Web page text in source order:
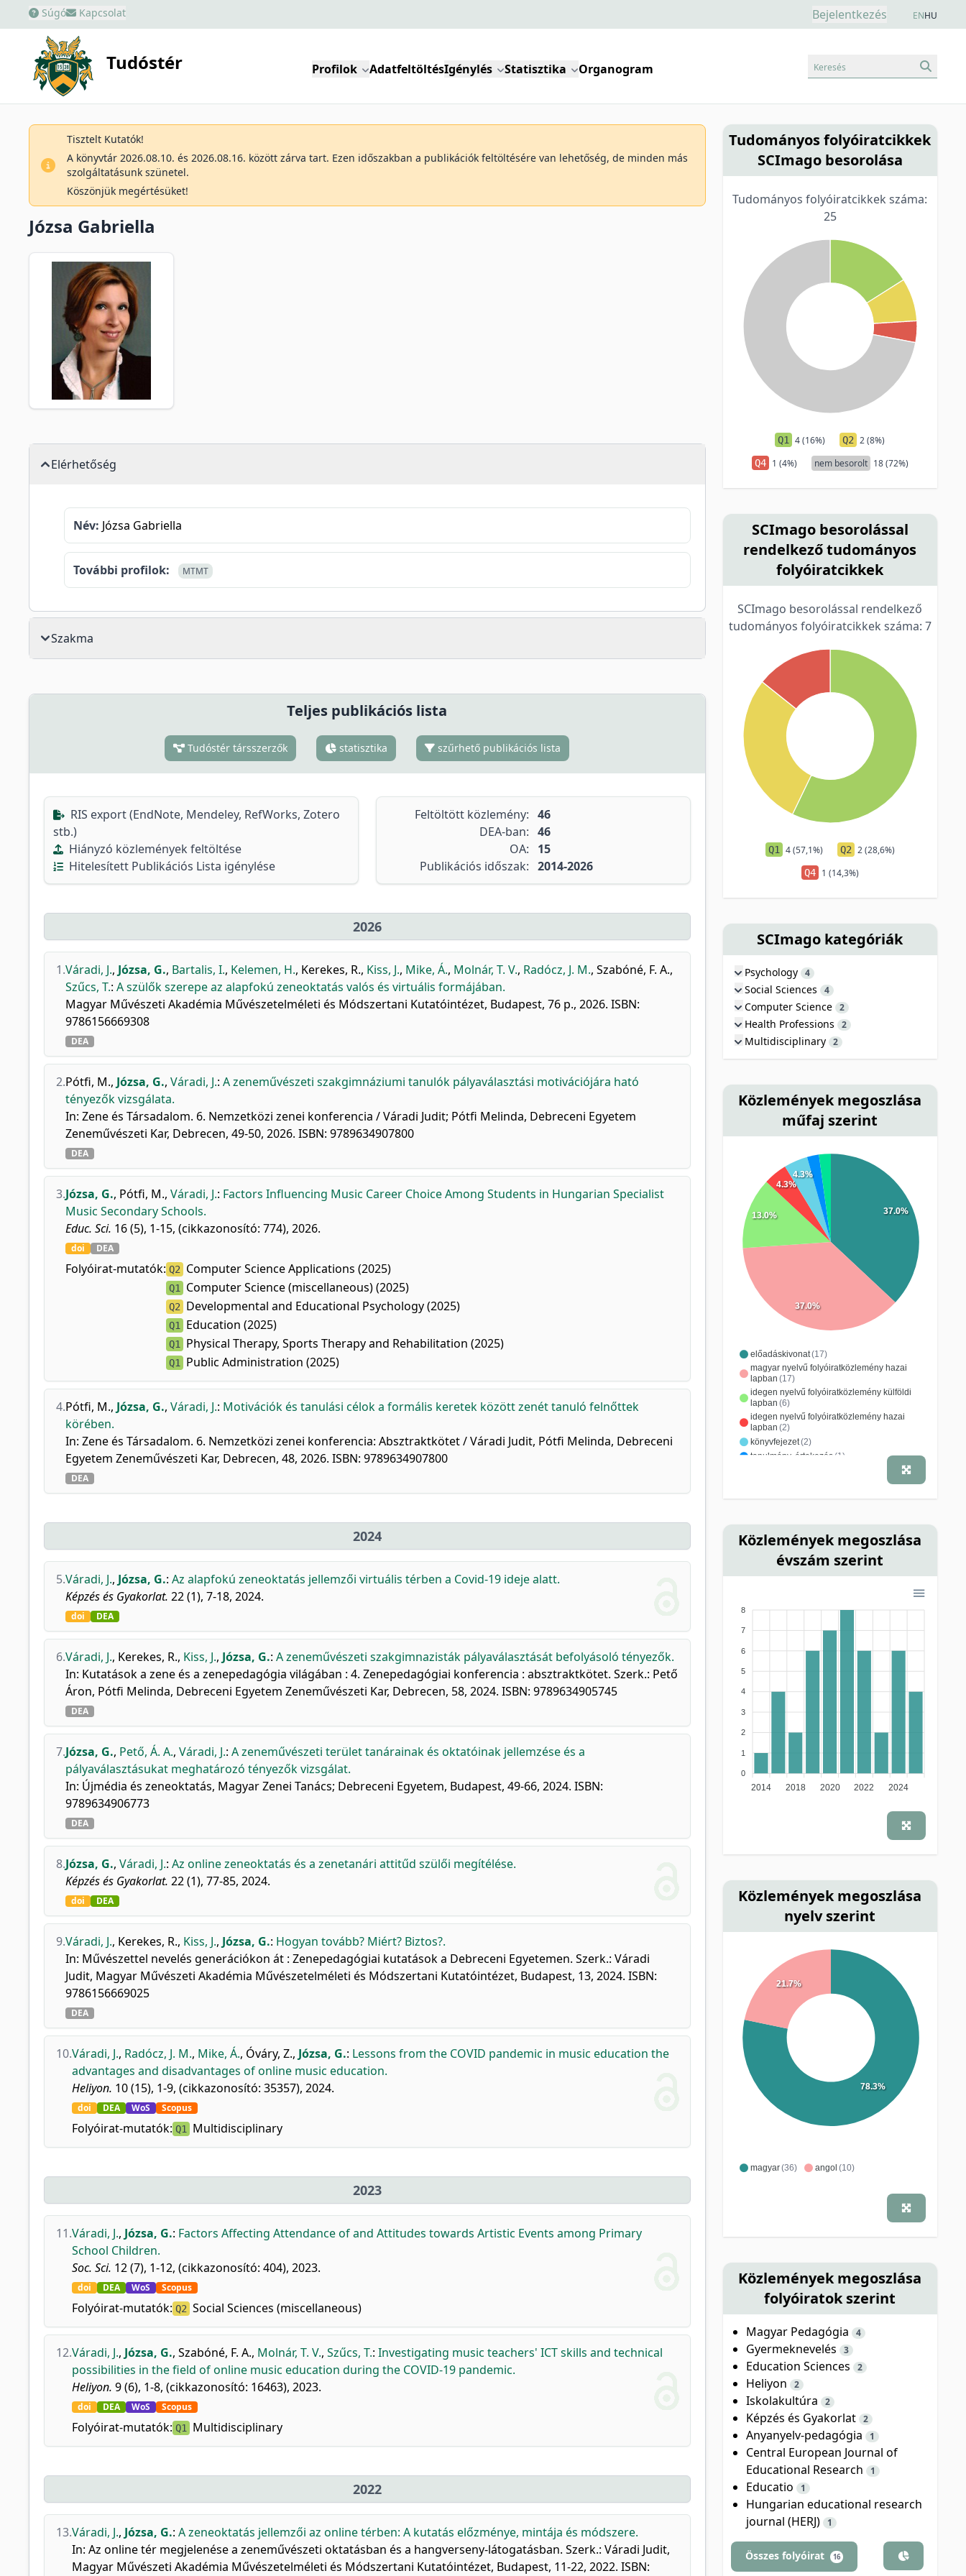
Súgó Kapcsolat Bejelentkezés ENHU
Tudóstér Profilok AdatfeltöltésIgénylés Statisztika Organogram Keresés
Tisztelt Kutatók!
A könyvtár 2026.08.10. és 2026.08.16. között zárva tart. Ezen időszakban a publikációk feltöltésére van lehetőség, de minden más
szolgáltatásunk szünetel.
Köszönjük megértésüket!
Józsa Gabriella
Elérhetőség
Név: Józsa Gabriella
További profilok: MTMT
Szakma
Teljes publikációs lista
Tudóstér társszerzők statisztika szűrhető publikációs lista
RIS export (EndNote, Mendeley, RefWorks, Zotero
stb.)
Hiányzó közlemények feltöltése
Hitelesített Publikációs Lista igénylése
Feltöltött közlemény: 46
DEA-ban: 46
OA:
15
Publikációs időszak: 2014-2026
2026
1.Váradi, J., Józsa, G., Bartalis, I., Kelemen, H., Kerekes, R., Kiss, J., Mike, Á., Molnár, T. V., Radócz, J. M., Szabóné, F. A.,
Szűcs, T.: A szülők szerepe az alapfokú zeneoktatás valós és virtuális formájában.
Magyar Művészeti Akadémia Művészetelméleti és Módszertani Kutatóintézet, Budapest, 76 p., 2026. ISBN:
9786156669308
DEA
2.Pótfi, M., Józsa, G., Váradi, J.: A zeneművészeti szakgimnáziumi tanulók pályaválasztási motivációjára ható
tényezők vizsgálata.
In: Zene és Társadalom. 6. Nemzetközi zenei konferencia / Váradi Judit; Pótfi Melinda, Debreceni Egyetem
Zeneművészeti Kar, Debrecen, 49-50, 2026. ISBN: 9789634907800
DEA
3.Józsa, G., Pótfi, M., Váradi, J.: Factors Influencing Music Career Choice Among Students in Hungarian Specialist
Music Secondary Schools.
Educ. Sci. 16 (5), 1-15, (cikkazonosító: 774), 2026.
doi DEA
Folyóirat-mutatók: Q2 Computer Science Applications (2025)
Q1 Computer Science (miscellaneous) (2025)
Q2 Developmental and Educational Psychology (2025)
Q1 Education (2025)
Q1 Physical Therapy, Sports Therapy and Rehabilitation (2025)
Q1 Public Administration (2025)
4.Pótfi, M., Józsa, G., Váradi, J.: Motivációk és tanulási célok a formális keretek között zenét tanuló felnőttek
körében.
In: Zene és Társadalom. 6. Nemzetközi zenei konferencia: Absztraktkötet / Váradi Judit, Pótfi Melinda, Debreceni
Egyetem Zeneművészeti Kar, Debrecen, 48, 2026. ISBN: 9789634907800
DEA
2024
5.Váradi, J., Józsa, G.: Az alapfokú zeneoktatás jellemzői virtuális térben a Covid-19 ideje alatt.
Képzés és Gyakorlat. 22 (1), 7-18, 2024.
doi DEA
6.Váradi, J., Kerekes, R., Kiss, J., Józsa, G.: A zeneművészeti szakgimnazisták pályaválasztását befolyásoló tényezők.
In: Kutatások a zene és a zenepedagógia világában : 4. Zenepedagógiai konferencia : absztraktkötet. Szerk.: Pető
Áron, Pótfi Melinda, Debreceni Egyetem Zeneművészeti Kar, Debrecen, 58, 2024. ISBN: 9789634905745
DEA
7.Józsa, G., Pető, Á. A., Váradi, J.: A zeneművészeti terület tanárainak és oktatóinak jellemzése és a
pályaválasztásukat meghatározó tényezők vizsgálat.
In: Újmédia és zeneoktatás, Magyar Zenei Tanács; Debreceni Egyetem, Budapest, 49-66, 2024. ISBN:
9789634906773
DEA
8.Józsa, G., Váradi, J.: Az online zeneoktatás és a zenetanári attitűd szülői megítélése.
Képzés és Gyakorlat. 22 (1), 77-85, 2024.
doi DEA
9.Váradi, J., Kerekes, R., Kiss, J., Józsa, G.: Hogyan tovább? Miért? Biztos?.
In: Művészettel nevelés generációkon át : Zenepedagógiai kutatások a Debreceni Egyetemen. Szerk.: Váradi
Judit, Magyar Művészeti Akadémia Művészetelméleti és Módszertani Kutatóintézet, Budapest, 13, 2024. ISBN:
9786156669025
DEA
10.Váradi, J., Radócz, J. M., Mike, Á., Óváry, Z., Józsa, G.: Lessons from the COVID pandemic in music education the
advantages and disadvantages of online music education.
Heliyon. 10 (15), 1-9, (cikkazonosító: 35357), 2024.
doi DEA WoS Scopus
Folyóirat-mutatók: Q1 Multidisciplinary
2023
11.Váradi, J., Józsa, G.: Factors Affecting Attendance of and Attitudes towards Artistic Events among Primary
School Children.
Soc. Sci. 12 (7), 1-12, (cikkazonosító: 404), 2023.
doi DEA WoS Scopus
Folyóirat-mutatók: Q2 Social Sciences (miscellaneous)
12.Váradi, J., Józsa, G., Szabóné, F. A., Molnár, T. V., Szűcs, T.: Investigating music teachers' ICT skills and technical
possibilities in the field of online music education during the COVID-19 pandemic.
Heliyon. 9 (6), 1-8, (cikkazonosító: 16463), 2023.
doi DEA WoS Scopus
Folyóirat-mutatók: Q1 Multidisciplinary
2022
13.Váradi, J., Józsa, G.: A zeneoktatás jellemzői az online térben: A kutatás előzménye, mintája és módszere.
In: Az online tér megjelenése a zeneművészeti oktatásban és a hangverseny-látogatásban. Szerk.: Váradi Judit,
Magyar Művészeti Akadémia Művészetelméleti és Módszertani Kutatóintézet, Budapest, 11-22, 2022. ISBN:
Tudományos folyóiratcikkek
SCImago besorolása
Tudományos folyóiratcikkek száma:
25
Q1 4 (16%) Q2 2 (8%)
Q4 1 (4%) nem besorolt 18 (72%)
SCImago besorolással
rendelkező tudományos
folyóiratcikkek
SCImago besorolással rendelkező
tudományos folyóiratcikkek száma: 7
Q1 4 (57,1%) Q2 2 (28,6%)
Q4 1 (14,3%)
SCImago kategóriák
Psychology 4
Social Sciences 4
Computer Science 2
Health Professions 2
Multidisciplinary 2
Közlemények megoszlása
műfaj szerint
előadáskivonat(17)
magyar nyelvű folyóiratközlemény hazai
lapban (17)
idegen nyelvű folyóiratközlemény külföldi
lapban (6)
idegen nyelvű folyóiratközlemény hazai
lapban (2)
könyvfejezet(2)
tanulmány, értekezés (1)
37.0%
37.0%
13.0%
4.3%
4.3%
Közlemények megoszlása
évszám szerint
8
7
6
5
4
3
2
1
0
2014 2018 2020 2022 2024
Közlemények megoszlása
nyelv szerint
magyar(36) angol (10)
78.3%
21.7%
Közlemények megoszlása
folyóiratok szerint
Magyar Pedagógia 4
Gyermeknevelés 3
Education Sciences 2
Heliyon 2
Iskolakultúra 2
Képzés és Gyakorlat 2
Anyanyelv-pedagógia 1
Central European Journal of
Educational Research
1
Educatio 1
Hungarian educational research
journal (HERJ)
1
Összes folyóirat 16